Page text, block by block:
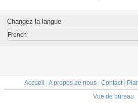
biscuit
de café
ronde de bidon
de 0.23mm
Changez la langue
French
Accueil | A propos de nous | Contact|
Vue de bureau